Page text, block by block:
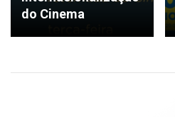
do Cinema